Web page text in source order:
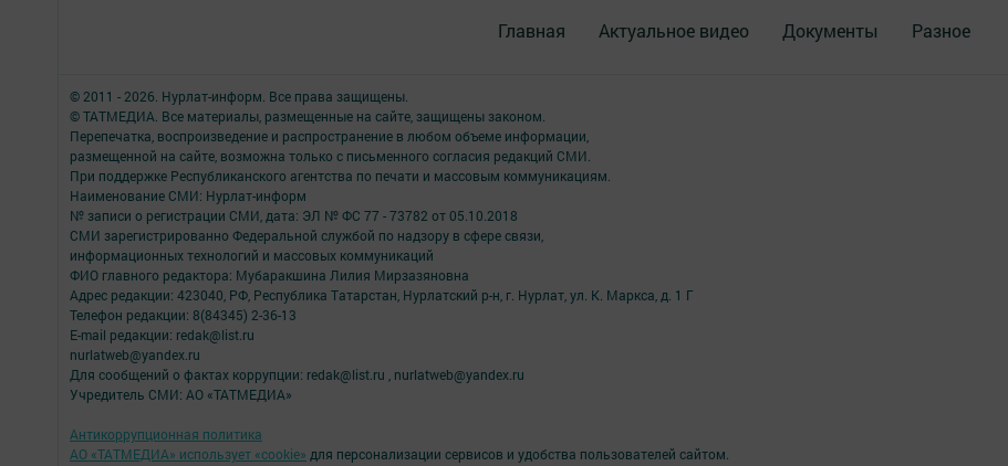
Главная Актуальное видео Документы Разное
© 2011 - 2026. Нурлат-⁠информ. Все права защищены.
© ТАТМЕДИА. Все материалы, размещенные на сайте, защищены законом.
Перепечатка, воспроизведение и распространение в любом объеме информации,
размещенной на сайте, возможна только с письменного согласия редакций СМИ.
При поддержке Республиканского агентства по печати и массовым коммуникациям.
Наименование СМИ: Нурлат-⁠информ
№ записи о регистрации СМИ, дата: ЭЛ № ФС 77 -⁠ 73782 от 05.10.2018
СМИ зарегистрированно Федеральной службой по надзору в сфере связи,
информационных технологий и массовых коммуникаций
ФИО главного редактора: Мубаракшина Лилия Мирзазяновна
Адрес редакции: 423040, РФ, Республика Татарстан, Нурлатский р-н, г. Нурлат, ул. К. Маркса, д. 1 Г
Телефон редакции: 8(84345) 2-36-13
E-mail редакции: redak@list.ru
nurlatweb@yandex.ru
Для сообщений о фактах коррупции: redak@list.ru , nurlatweb@yandex.ru
Учредитель СМИ: АО «ТАТМЕДИА»
Антикоррупционная политика
АО «ТАТМЕДИА» использует «cookie» для персонализации сервисов и удобства пользователей сайтом.